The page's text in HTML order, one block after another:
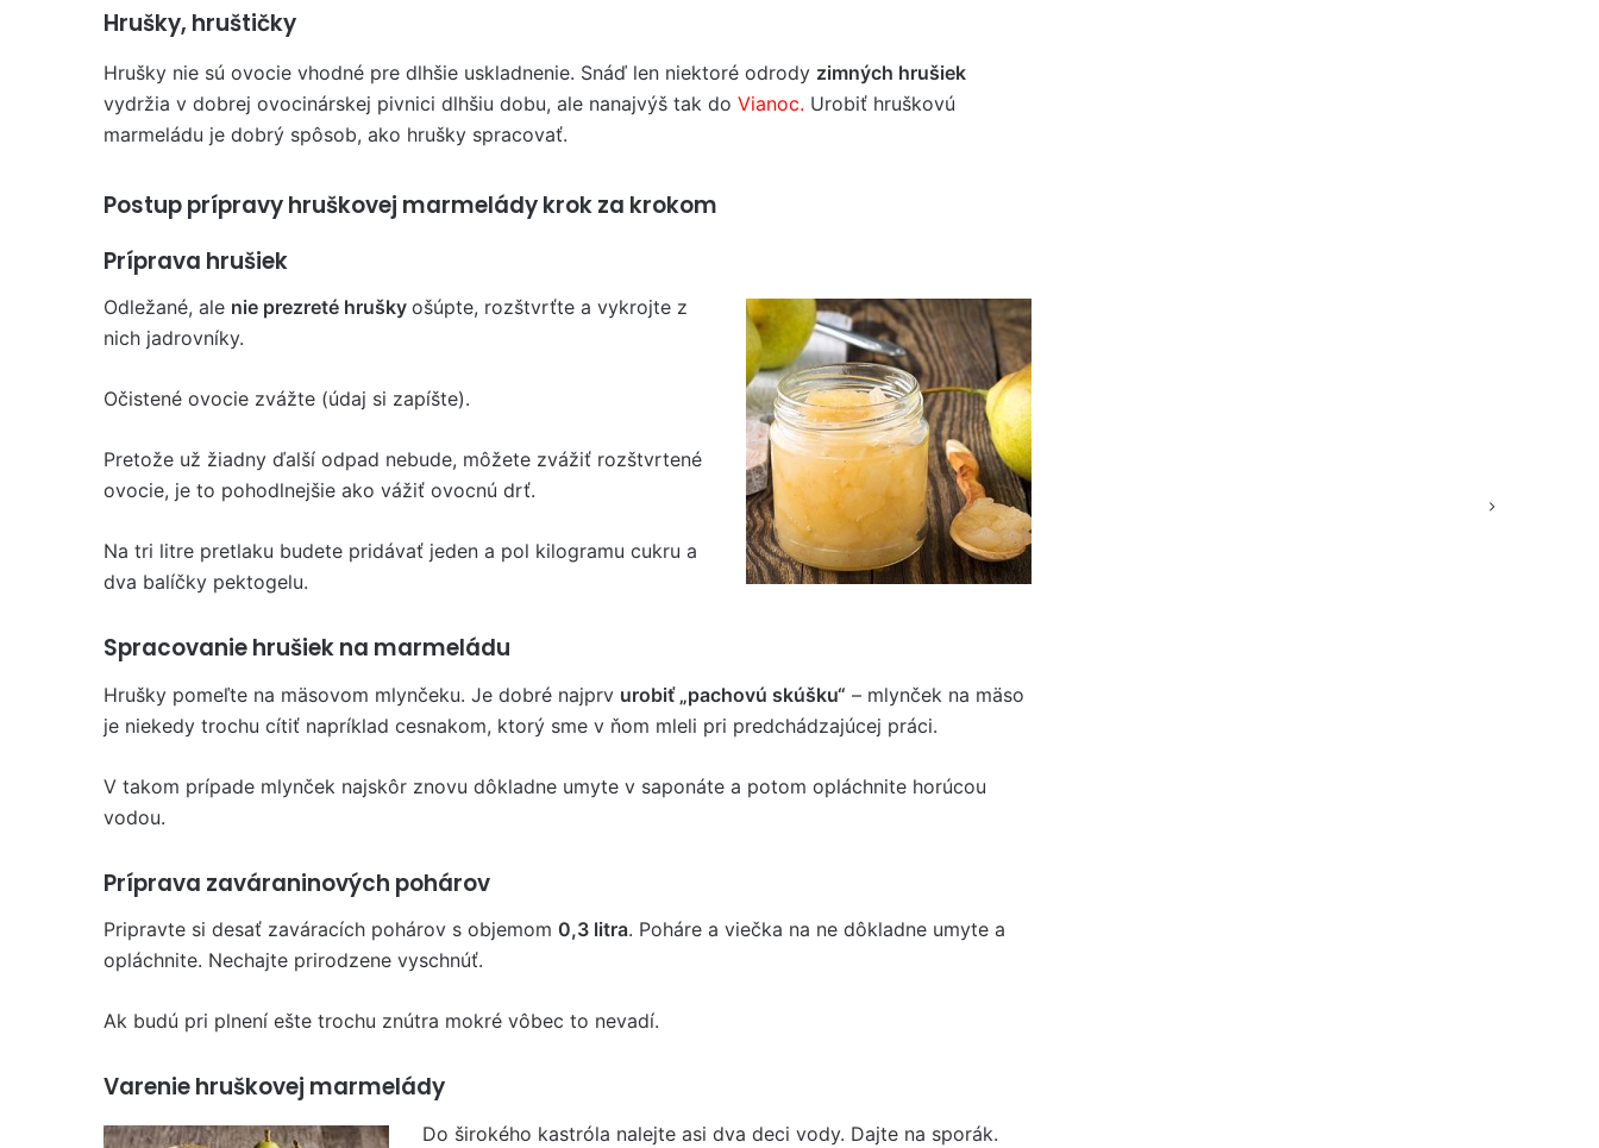
Hrušky, hruštičky
Hrušky nie sú ovocie vhodné pre dlhšie uskladnenie. Snáď len niektoré odrody zimných hrušiek
vydržia v dobrej ovocinárskej pivnici dlhšiu dobu, ale nanajvýš tak do Vianoc. Urobiť hruškovú
marmeládu je dobrý spôsob, ako hrušky spracovať.
Postup prípravy hruškovej marmelády krok za krokom
Príprava hrušiek
Odležané, ale nie prezreté hrušky ošúpte, rozštvrťte a vykrojte z
nich jadrovníky.
Očistené ovocie zvážte (údaj si zapíšte).
Pretože už žiadny ďalší odpad nebude, môžete zvážiť rozštvrtené
ovocie, je to pohodlnejšie ako vážiť ovocnú drť.
Na tri litre pretlaku budete pridávať jeden a pol kilogramu cukru a
dva balíčky pektogelu.
Spracovanie hrušiek na marmeládu
Hrušky pomeľte na mäsovom mlynčeku. Je dobré najprv urobiť „pachovú skúšku“ – mlynček na mäso
je niekedy trochu cítiť napríklad cesnakom, ktorý sme v ňom mleli pri predchádzajúcej práci.
V takom prípade mlynček najskôr znovu dôkladne umyte v saponáte a potom opláchnite horúcou
vodou.
Príprava zaváraninových pohárov
Pripravte si desať zaváracích pohárov s objemom 0,3 litra. Poháre a viečka na ne dôkladne umyte a
opláchnite. Nechajte prirodzene vyschnúť.
Ak budú pri plnení ešte trochu znútra mokré vôbec to nevadí.
Varenie hruškovej marmelády
Do širokého kastróla nalejte asi dva deci vody. Dajte na sporák.